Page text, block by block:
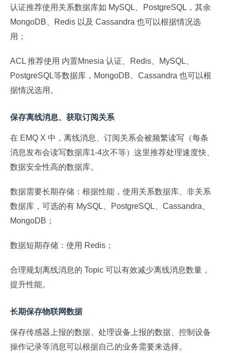
认证推荐使用关系数据库如 MySQL、PostgreSQL，其余
MongoDB、Redis 以及 Cassandra 也可以根据情况选
用；
ACL 推荐使用 内置Mnesia 认证、Redis、MySQL、
PostgreSQL等数据库，MongoDB、Cassandra 也可以根
据情况选用。
保存离线消息、获取订阅关系
在 EMQ X 中，离线消息、订阅关系会被频繁读写（每条
消息发布会读写数据库1-4次不等）这里推荐处理速度快、
数据安全性高的数据库。
数据需要长期存储：根据性能，使用关系数据库、非关系
数据库，可选的有 MySQL、PostgreSQL、Cassandra、
MongoDB；
数据短期存储：使用 Redis；
合理规划离线消息的 Topic 可以有效减少离线消息数量，
提升性能。
长期保存物联网数据
保存传感器上报的数据、处理设备上报的数据、控制设备
操作记录等消息可以根据自己的业务需要来选择。